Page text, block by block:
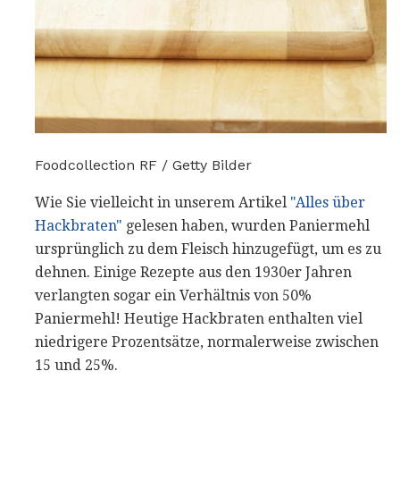
Foodcollection RF / Getty Bilder
Wie Sie vielleicht in unserem Artikel "Alles über
Hackbraten" gelesen haben, wurden Paniermehl
ursprünglich zu dem Fleisch hinzugefügt, um es zu
dehnen. Einige Rezepte aus den 1930er Jahren
verlangten sogar ein Verhältnis von 50%
Paniermehl! Heutige Hackbraten enthalten viel
niedrigere Prozentsätze, normalerweise zwischen
15 und 25%.